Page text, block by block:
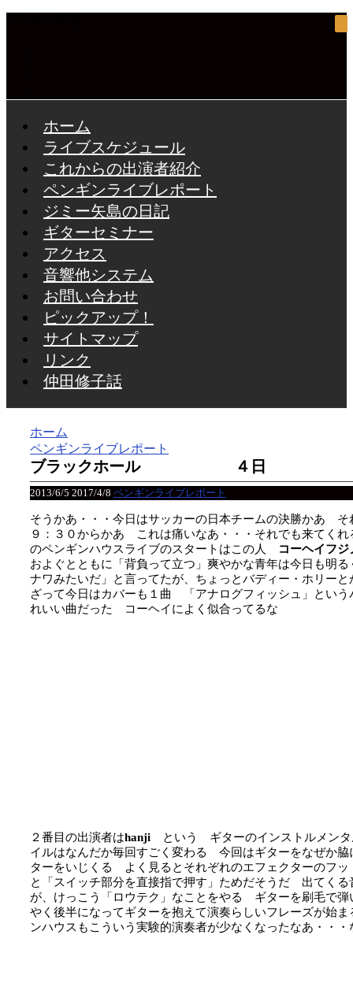
ホーム
ライブスケジュール
これからの出演者紹介
ペンギンライブレポート
ジミー矢島の日記
ギターセミナー
アクセス
音響他システム
お問い合わせ
ピックアップ！
サイトマップ
リンク
仲田修子話
ホーム
ペンギンライブレポート
ブラックホール ４日
2013/6/5 2017/4/8 ペンギンライブレポート
そうかあ・・・今日はサッカーの日本チームの決勝かあ
９：３０からかあ これは痛いなあ・・・それでも来てく
のペンギンハウスライブのスタートはこの人
コーヘイフジ
およぐとともに「背負って立つ」爽やかな青年は今日も明
ナワみたいだ」と言ってたが、ちょっとバディー・ホリー
ざって今日はカバーも１曲 「アナログフィッシュ」とい
れいい曲だった コーヘイによく似合ってるな
２番目の出演者はhanji という ギターのインストルメンタ
イルはなんだか毎回すごく変わる 今回はギターをなぜか
ターをいじくる よく見るとそれぞれのエフェクターのフ
と「スイッチ部分を直接指で押す」ためだそうだ 出てく
が、けっこう「ロウテク」なことをやる ギターを刷毛で
やく後半になってギターを抱えて演奏らしいフレーズが
ンハウスもこういう実験的演奏者が少なくなったなあ・・